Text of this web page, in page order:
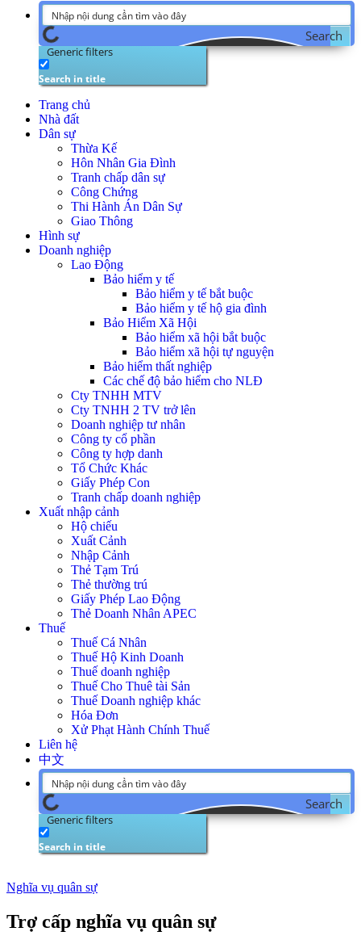
Search
Generic filters
Search in title
Trang chủ
Nhà đất
Dân sự
Thừa Kế
Hôn Nhân Gia Đình
Tranh chấp dân sự
Công Chứng
Thi Hành Án Dân Sự
Giao Thông
Hình sự
Doanh nghiệp
Lao Động
Bảo hiểm y tế
Bảo hiểm y tế bắt buộc
Bảo hiểm y tế hộ gia đình
Bảo Hiểm Xã Hội
Bảo hiểm xã hội bắt buộc
Bảo hiểm xã hội tự nguyện
Bảo hiểm thất nghiệp
Các chế độ bảo hiểm cho NLĐ
Cty TNHH MTV
Cty TNHH 2 TV trở lên
Doanh nghiệp tư nhân
Công ty cổ phần
Công ty hợp danh
Tổ Chức Khác
Giấy Phép Con
Tranh chấp doanh nghiệp
Xuất nhập cảnh
Hộ chiếu
Xuất Cảnh
Nhập Cảnh
Thẻ Tạm Trú
Thẻ thường trú
Giấy Phép Lao Động
Thẻ Doanh Nhân APEC
Thuế
Thuế Cá Nhân
Thuế Hộ Kinh Doanh
Thuế doanh nghiệp
Thuế Cho Thuê tài Sản
Thuế Doanh nghiệp khác
Hóa Đơn
Xử Phạt Hành Chính Thuế
Liên hệ
中文
Search
Generic filters
Search in title
Nghĩa vụ quân sự
Trợ cấp nghĩa vụ quân sự